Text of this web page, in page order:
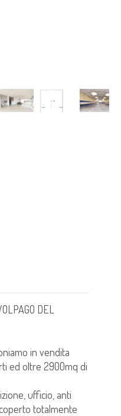
DEL
in vendita
ed oltre 2900mq di
ufficio, anti
totalmente